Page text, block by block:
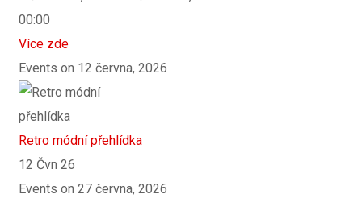
00:00
Více zde
Events on 12 června, 2026
Retro módní přehlídka
12 Čvn 26
Events on 27 června, 2026